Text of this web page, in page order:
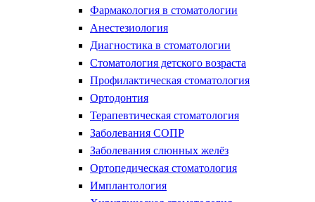
Фармакология в стоматологии
Анестезиология
Диагностика в стоматологии
Стоматология детского возраста
Профилактическая стоматология
Ортодонтия
Терапевтическая стоматология
Заболевания СОПР
Заболевания слюнных желёз
Ортопедическая стоматология
Имплантология